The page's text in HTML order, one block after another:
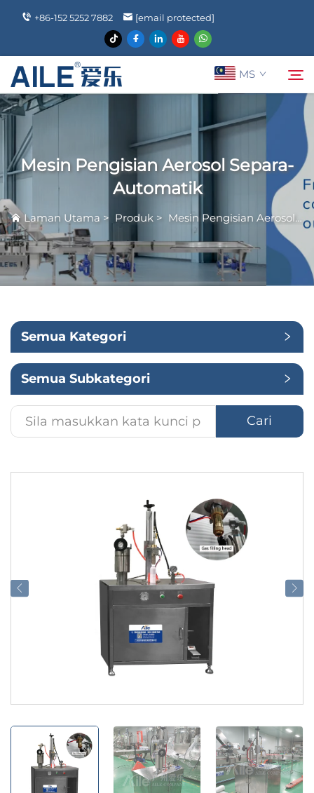
+86-152 5252 7882 [email protected]
MS
Mengenai Kami
Produk
Berita
Soalan Lazim
Penggunaan
Mesin Pengisian Aerosol Separa-
Automatik
Laman Utama > Produk > Mesin Pengisian Aerosol>
Semua Kategori
Semua Subkategori
Cari